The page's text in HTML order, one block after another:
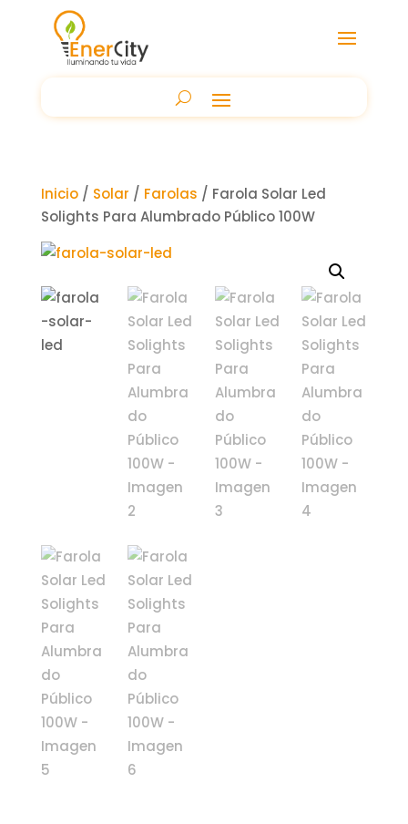
Inicio/ Solar / Farolas / Farola Solar Led
Solights Para Alumbrado Público 100W